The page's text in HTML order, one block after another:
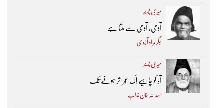
میری پسند
آدمی، آدمی سے ملتا ہے
جگر مراد آبادی
میری پسند
آہ کو چاہیے اِک عُمر اثر ہونے تک ​
اسد اللہ خان غالب